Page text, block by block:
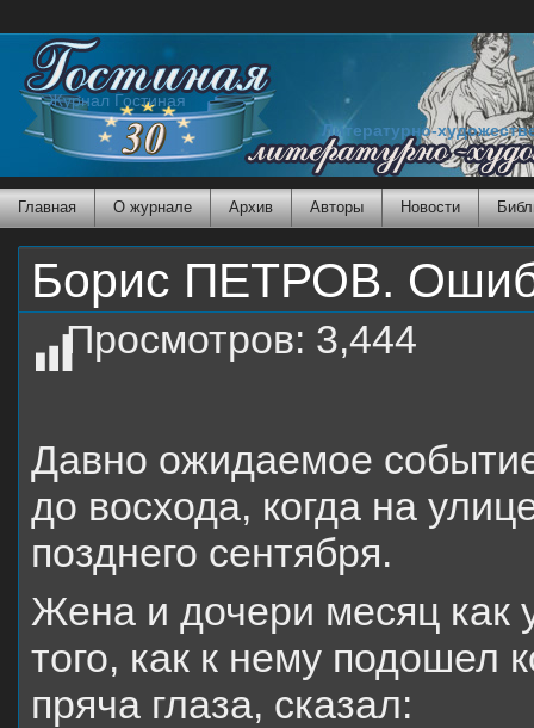
Журнал Гостиная
Литературно-
Главная О журнале Архив Авторы Новости
Борис ПЕТРОВ.
Просмотров: 3,444
Давно ожидаемое
до восхода, когда на
позднего сентября.
Жена и дочери месяц как
того, как к нему подошел
пряча глаза, сказал: